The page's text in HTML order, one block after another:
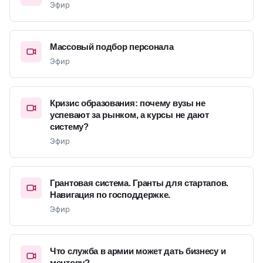
состоящем только из 2х партнёров и нескольких
аутсорсеров, и оборотом $2.8млн.
Годы управления крупными компаниями с
коллективами более 270 человек с оборотом 1
млрд. руб, включая создание фин. учёта с нуля
и обслуживания десятка разных фин. моделей
разных стартапов.
Руководство и Развитие Команд
Результативность в коллективе начинается с
правильной корпоративной культуры,
привлечения в команду каждый раз более
сильных и содействие тем, кто прокачивает и
себя и окружающих.
Эфир
Массовый подбор персонала
Эфир
Кризис образования: почему вузы не
успевают за рынком, а курсы не дают
систему?
Эфир
Грантовая система. Гранты для стартапов.
Навигация по господдержке.
Эфир
Что служба в армии может дать бизнесу и